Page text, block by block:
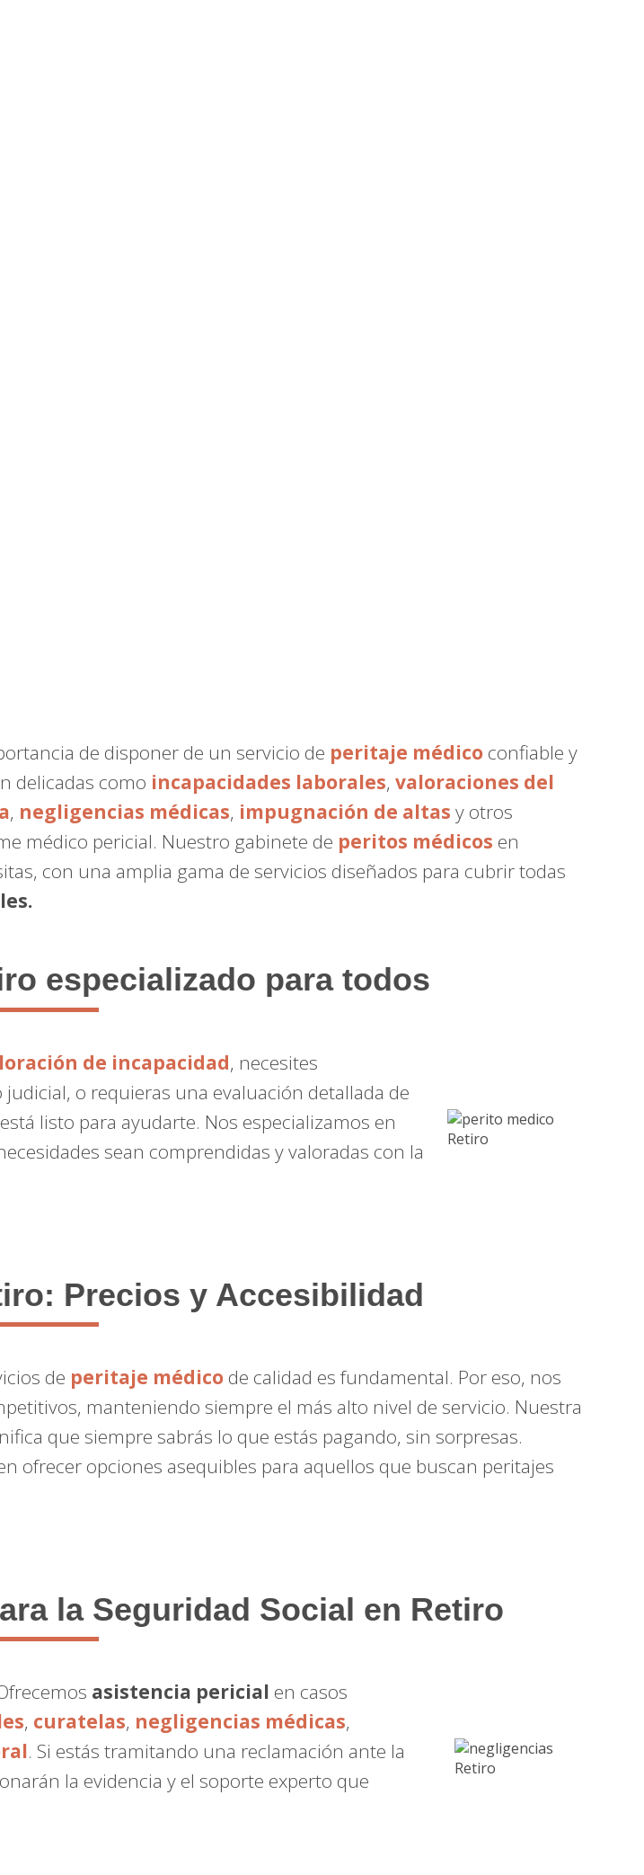
de disponer de un servicio de peritaje médico confiable y
delicadas como incapacidades laborales,valoraciones del
, negligencias médicas, impugnación de altas y otros
médico pericial. Nuestro gabinete de peritos médicos en
con una amplia gama de servicios diseñados para cubrir todas
especializado para todos
de incapacidad, necesites
o requieras una evaluación detallada de
listo para ayudarte. Nos especializamos en
sean comprendidas y valoradas con la
Precios y Accesibilidad
de peritaje médico de calidad es fundamental. Por eso, nos
manteniendo siempre el más alto nivel de servicio. Nuestra
que siempre sabrás lo que estás pagando, sin sorpresas.
ofrecer opciones asequibles para aquellos que buscan peritajes
la Seguridad Social en Retiro
asistencia pericial en casos
, curatelas, negligencias médicas,
. Si estás tramitando una reclamación ante la
la evidencia y el soporte experto que